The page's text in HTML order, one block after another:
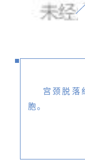
宫颈脱落
胞。